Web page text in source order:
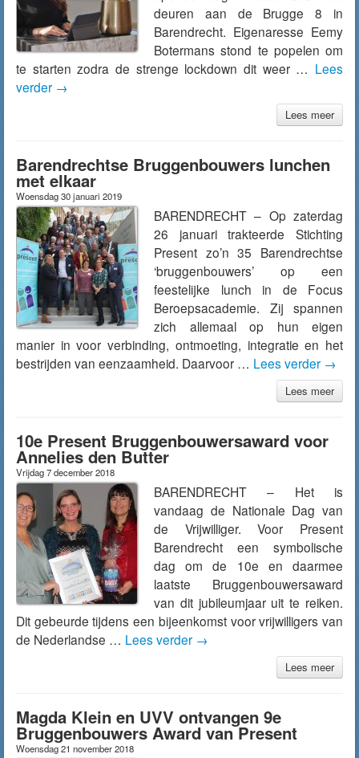
deuren aan de Brugge 8 in
Barendrecht. Eigenaresse Eemy
Botermans stond te popelen om
te starten zodra de strenge lockdown dit weer … Lees
verder →
Lees meer
Barendrechtse Bruggenbouwers lunchen
met elkaar
Woensdag 30 januari 2019
BARENDRECHT – Op zaterdag
26 januari trakteerde Stichting
Present zo’n 35 Barendrechtse
‘bruggenbouwers’ op een
feestelijke lunch in de Focus
Beroepsacademie. Zij spannen
zich allemaal op hun eigen
manier in voor verbinding, ontmoeting, integratie en het
bestrijden van eenzaamheid. Daarvoor … Lees verder →
Lees meer
10e Present Bruggenbouwersaward voor
Annelies den Butter
Vrijdag 7 december 2018
BARENDRECHT – Het is
vandaag de Nationale Dag van
de Vrijwilliger. Voor Present
Barendrecht een symbolische
dag om de 10e en daarmee
laatste Bruggenbouwersaward
van dit jubileumjaar uit te reiken.
Dit gebeurde tijdens een bijeenkomst voor vrijwilligers van
de Nederlandse … Lees verder →
Lees meer
Magda Klein en UVV ontvangen 9e
Bruggenbouwers Award van Present
Woensdag 21 november 2018